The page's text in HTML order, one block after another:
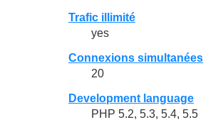
Trafic illimité
yes
Connexions simultanées
20
Development language
PHP 5.2, 5.3, 5.4, 5.5